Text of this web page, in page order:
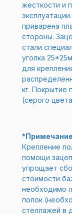
жесткости и
приварена
стороны.
стали
уголка
для
кг. Покрытие
(серого
Крепление
помощи
упрощает
стоимости
необходимо
полок
стеллажей в